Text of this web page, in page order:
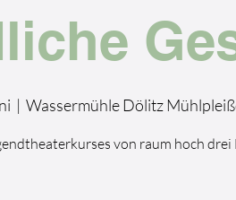
  |
Wassermühle Dölitz
von raum hoch drei